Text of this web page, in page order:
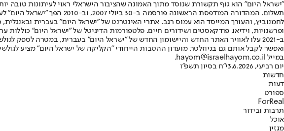
"ישראל היום" הוא גוף תקשורת שנוסד מתוך האמונה שהציבור הישראלי ראוי לעיתונות טובה
תשלום. המהדורה המודפסת
ופרשנויות, וידיאו, פודקאסטים ושידורים חיים. פלטפורמות הדיגיטל של "ישראל היום" כוללות
ב-2021 עלו לאוויר האתר החדש והיישומון החדש של "ישראל היום" בעברית, במטרה
ואפשר לקבל אותם גם בניוזלטר. מועדון ההטבות הייחודי "הקליקה של ישראל היום" מציע
במייל hayom@israelhayom.co.il.
יום רביעי, 3.6.2026
י"ח בסיון תשפ"ו
חדשות
דעות
ספורט
ForReal
תרבות ובידור
אוכל
מגזין